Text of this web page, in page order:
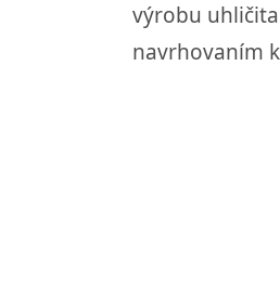
výrobu
navrhovaním